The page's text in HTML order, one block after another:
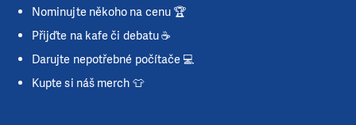
Nominujte někoho na cenu 🏆
Přijďte na kafe či debatu ☕
Darujte nepotřebné počítače 💻
Kupte si náš merch 👕